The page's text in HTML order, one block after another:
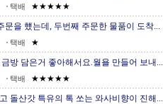
택배
★★★★★
문을 헀는데, 두번째 주문한 물품이 도착...
택배
★
방 담은거 좋아해서요.월욜 만들어 보내...
택배
★★★★★
돌산갓 특유의 톡 쏘는 와사비향이 진해...